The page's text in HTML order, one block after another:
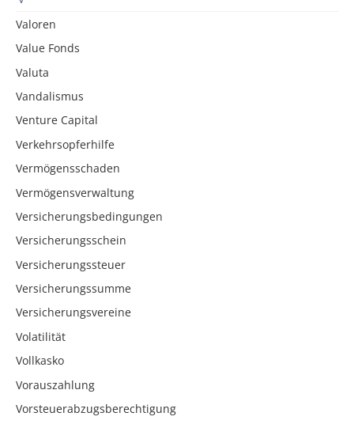
Valoren
Value Fonds
Valuta
Vandalismus
Venture Capital
Verkehrsopferhilfe
Vermögensschaden
Vermögensverwaltung
Versicherungsbedingungen
Versicherungsschein
Versicherungssteuer
Versicherungssumme
Versicherungsvereine
Volatilität
Vollkasko
Vorauszahlung
Vorsteuerabzugsberechtigung